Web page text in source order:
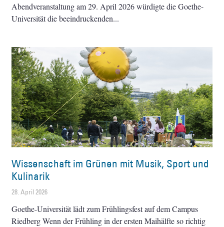
Abendveranstaltung am 29. April 2026 würdigte die Goethe-
Universität die beeindruckenden
Wissenschaft im Grünen mit Musik, Sport und
Kulinarik
28. April 2026
Goethe-Universität lädt zum Frühlingsfest auf dem Campus
Riedberg Wenn der Frühling in der ersten Maihälfte so richtig